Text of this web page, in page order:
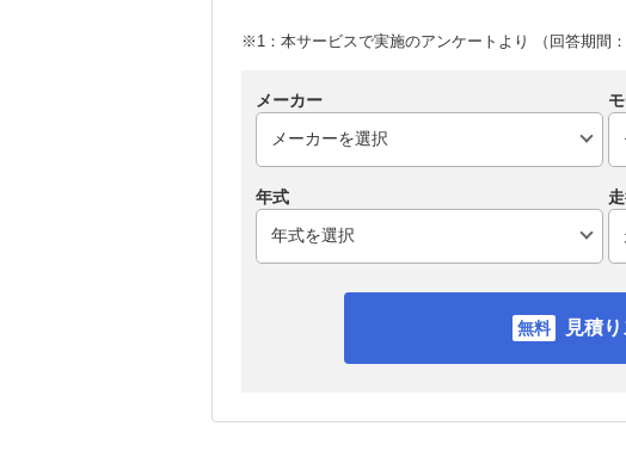
※1：本サービスで実施のアンケートより （回答期間：
メーカー
年式
見積